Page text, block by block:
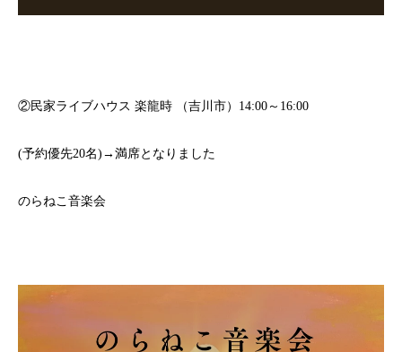
②民家ライブハウス 楽龍時 （吉川市）14:00～16:00
(予約優先20名)→満席となりました
のらねこ音楽会